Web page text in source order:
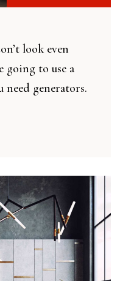
look even
going to use a
need generators.